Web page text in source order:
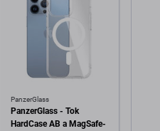
PanzerGlass
PanzerGlass - Tok
HardCase AB a MagSafe-